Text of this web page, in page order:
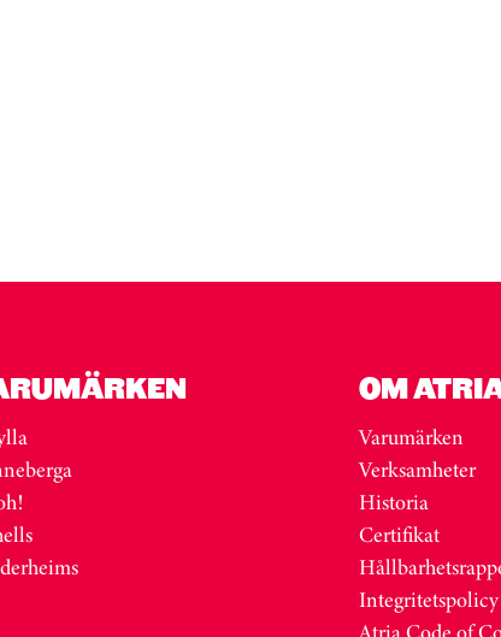
OM
Varumärken
Verksamheter
Historia
Certifikat
Integritetspolicy